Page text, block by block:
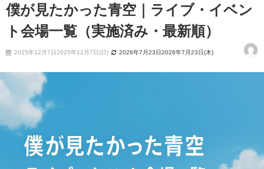
僕が見たかった青空｜ライブ・イベン
ト会場一覧（実施済み・最新順）
2025年12月7日2025年12月7日(日) 2026年7月23日2026年7月23日(木)